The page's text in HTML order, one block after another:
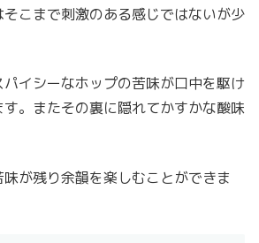
こまで刺激のある感じではないが少
イシーなホップの苦味が口中を駆け
。またその裏に隠れてかすかな酸味
が残り余韻を楽しむことができま